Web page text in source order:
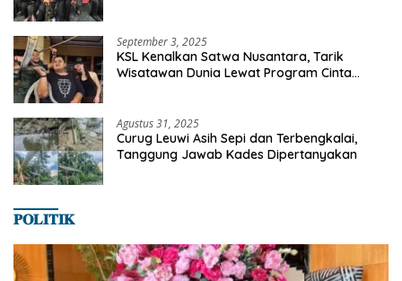
September 3, 2025
KSL Kenalkan Satwa Nusantara, Tarik
Wisatawan Dunia Lewat Program Cinta
Agustus 31, 2025
Curug Leuwi Asih Sepi dan Terbengkalai,
Tanggung Jawab Kades Dipertanyakan
𝐏𝐎𝐋𝐈𝐓𝐈𝐊